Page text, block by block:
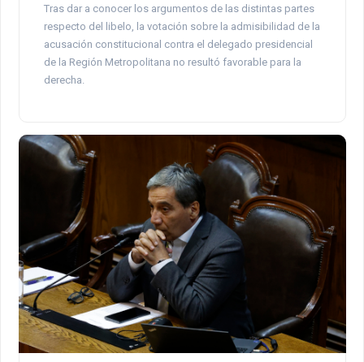
Tras dar a conocer los argumentos de las distintas partes
respecto del libelo, la votación sobre la admisibilidad de la
acusación constitucional contra el delegado presidencial
de la Región Metropolitana no resultó favorable para la
derecha.